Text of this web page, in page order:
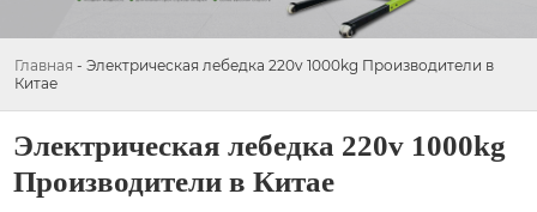
Главная - Электрическая лебедка 220v 1000kg Производители в
Китае
Электрическая лебедка 220v 1000kg
Производители в Китае